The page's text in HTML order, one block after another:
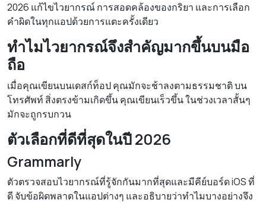
2026 แก้ไขไวยากรณ์ การสอดคล้องของกริยา และการเลือก
คำผิดในทุกแอปด้วยการแตะครั้งเดียว
ทำไมไวยากรณ์จึงสำคัญมากขึ้นบนมือ
ถือ
เมื่อคุณเขียนบนเดสก์ท็อป คุณมักจะช้าลงตามธรรมชาติ บน
โทรศัพท์ สิ่งตรงข้ามเกิดขึ้น คุณเขียนเร็วขึ้น ในช่วงเวลาสั้นๆ
มักจะถูกรบกวน
ตัวเลือกที่ดีที่สุดในปี 2026
Grammarly
ตัวตรวจสอบไวยากรณ์ที่รู้จักกันมากที่สุดและมีคีย์บอร์ด iOS ที่
ดี จับข้อผิดพลาดในแอปต่างๆ และอธิบายว่าทำไมบางอย่างจึง